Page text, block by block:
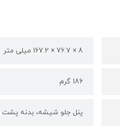
8 × 76.7 × 167.2 میلی متر
186 گرم
پنل جلو شیشه، بدنه پشت